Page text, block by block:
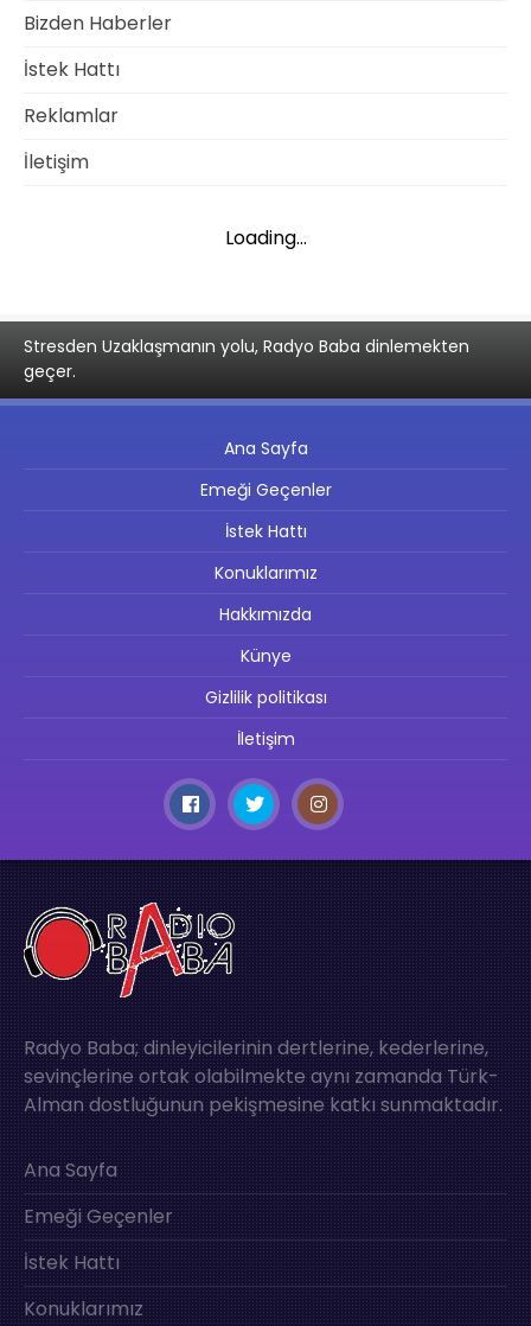
Bizden Haberler
İstek Hattı
Reklamlar
İletişim
Loading...
Stresden Uzaklaşmanın yolu, Radyo Baba dinlemekten
geçer.
Ana Sayfa
Emeği Geçenler
İstek Hattı
Konuklarımız
Hakkımızda
Künye
Gizlilik politikası
İletişim
Radyo Baba; dinleyicilerinin dertlerine, kederlerine,
sevinçlerine ortak olabilmekte aynı zamanda Türk-
Alman dostluğunun pekişmesine katkı sunmaktadır.
Ana Sayfa
Emeği Geçenler
İstek Hattı
Konuklarımız